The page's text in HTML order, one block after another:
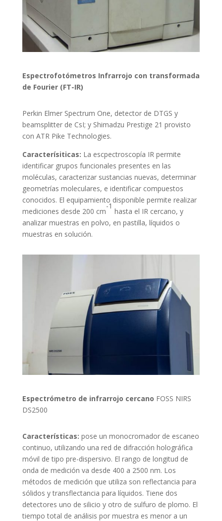
Espectrofotómetros Infrarrojo con transformada
de Fourier (FT-IR)
Perkin Elmer Spectrum One, detector de DTGS y
beamsplitter de CsI; y Shimadzu Prestige 21 provisto
con ATR Pike Technologies.
Caracterísiticas: La escpectroscopía IR permite
identificar grupos funcionales presentes en las
moléculas, caracterizar sustancias nuevas, determinar
geometrías moleculares, e identificar compuestos
conocidos. El equipamiento disponible permite realizar
mediciones desde 200 cm
-1
hasta el IR cercano, y
analizar muestras en polvo, en pastilla, líquidos o
muestras en solución.
Espectrómetro de infrarrojo cercano FOSS NIRS
DS2500
Características: pose un monocromador de escaneo
continuo, utilizando una red de difracción holográfica
móvil de tipo pre-dispersivo. El rango de longitud de
onda de medición va desde 400 a 2500 nm. Los
métodos de medición que utiliza son reflectancia para
sólidos y transflectancia para líquidos. Tiene dos
detectores uno de silicio y otro de sulfuro de plomo. El
tiempo total de análisis por muestra es menor a un